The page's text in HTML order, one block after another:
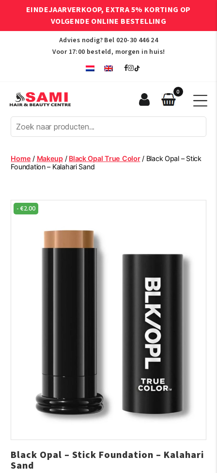
EINDEJAARVERKOOP, EXTRA 5% KORTING OP
VOLGENDE ONLINE BESTELLING
Advies nodig? Bel 020-30 446 24
Voor 17:00 besteld, morgen in huis!
Afro
Hair
Beauty
Centre
0
Home / Makeup/ Black Opal True Color/ Black Opal – Stick
Foundation – Kalahari Sand
-€2.00
Black Opal – Stick Foundation – Kalahari
Sand